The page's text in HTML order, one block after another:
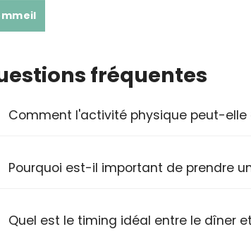
fréquentes
Comment l'activité physique peut-
Pourquoi est-il important de prendre
Quel est le timing idéal entre le dîner